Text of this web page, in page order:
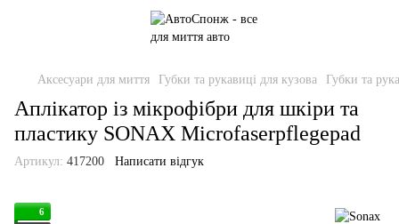
Аксесуари для миття Губки та рукавиці для кузова Губки та
Аплікатор із мікрофібри для шкіри та
пластику SONAX Microfaserpflegepad
Артикул: 417200 Написати відгук
6